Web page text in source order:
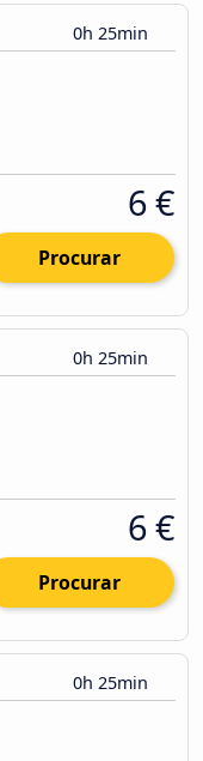
0h 25min
6 €
Procurar
0h 25min
6 €
Procurar
0h 25min